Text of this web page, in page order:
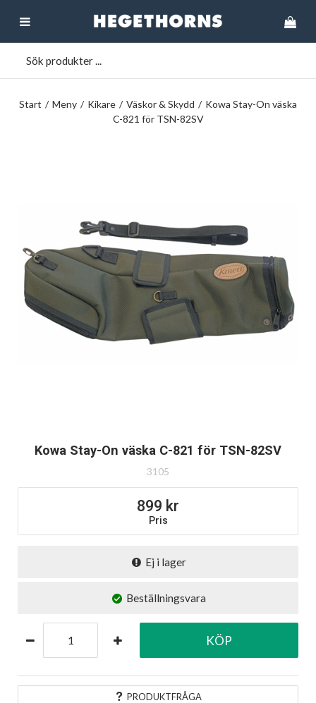
Start / Meny / Kikare / Väskor & Skydd / Kowa Stay-On väska
C-821 för TSN-82SV
Kowa Stay-On väska C-821 för TSN-82SV
3105
Pris
899
Ej i lager
Beställningsvara
PRODUKTFRÅGA
KÖP